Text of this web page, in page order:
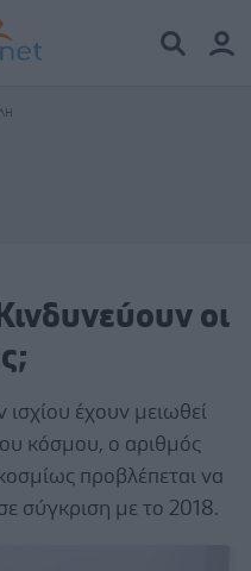
οι
έχουν μειωθεί
κόσμου, ο αριθμός
προβλέπεται να
σύγκριση με το 2018.